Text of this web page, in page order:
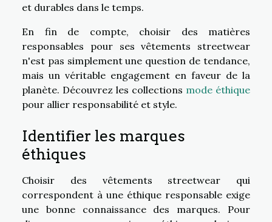
et durables dans le temps.
En fin de compte, choisir des matières
responsables pour ses vêtements streetwear
n'est pas simplement une question de tendance,
mais un véritable engagement en faveur de la
planète. Découvrez les collections mode éthique
pour allier responsabilité et style.
Identifier les marques
éthiques
Choisir des vêtements streetwear qui
correspondent à une éthique responsable exige
une bonne connaissance des marques. Pour